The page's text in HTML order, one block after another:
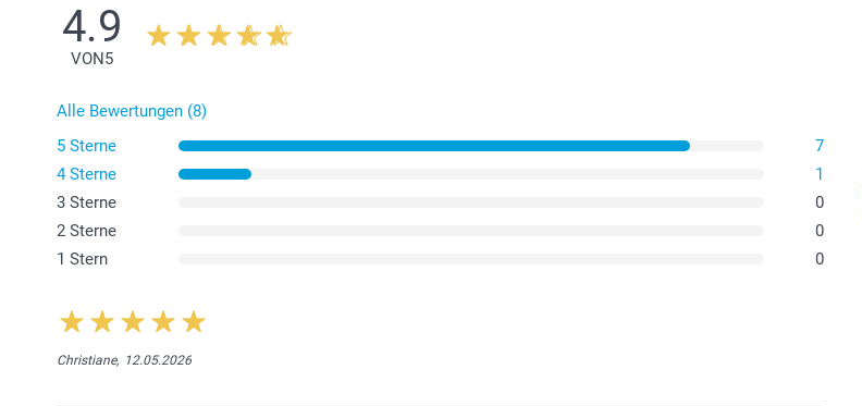
4.9
VON5
Alle Bewertungen (8)
5 Sterne
7
4 Sterne
1
3 Sterne
0
2 Sterne
0
1 Stern
0
Christiane, 12.05.2026